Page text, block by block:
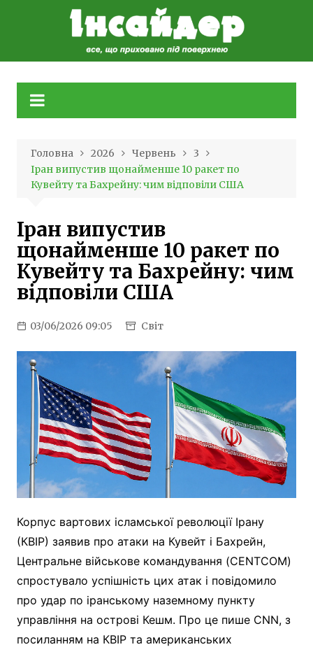
Головна 2026 Червень
3
Іран випустив щонайменше 10 ракет по
Кувейту та Бахрейну: чим відповіли США
Іран випустив
щонайменше 10 ракет по
Кувейту та Бахрейну: чим
відповіли США
03/06/2026 09:05 Світ
Корпус вартових ісламської революції Ірану
(КВІР) заявив про атаки на Кувейт і Бахрейн,
Центральне військове командування (CENTCOM)
спростувало успішність цих атак і повідомило
про удар по іранському наземному пункту
управління на острові Кешм. Про це пише CNN, з
посиланням на КВІР та американських